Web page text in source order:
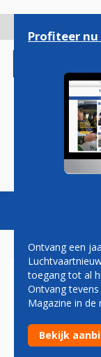
gaan
Magazine
OM
AVIV TE
Profiteer
Ontvang een
toegang tot al
Ontvang
Magazine in
Bekijk